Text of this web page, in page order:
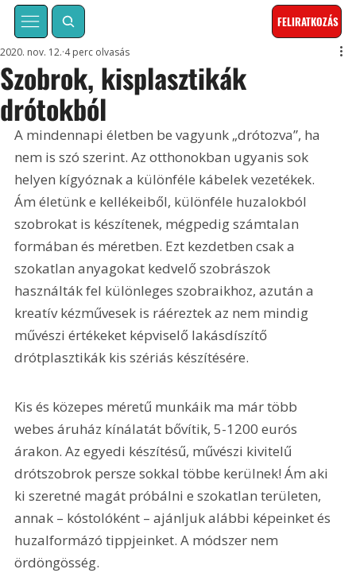
FELIRATKOZÁS
Szobrok, kisplasztikák
drótokból
2020. nov. 12. 4 perc olvasás
A mindennapi életben be vagyunk „drótozva”, ha
nem is szó szerint. Az otthonokban ugyanis sok
helyen kígyóznak a különféle kábelek vezetékek.
Ám életünk e kellékeiből, különféle huzalokból
szobrokat is készítenek, mégpedig számtalan
formában és méretben. Ezt kezdetben csak a
szokatlan anyagokat kedvelő szobrászok
használták fel különleges szobraikhoz, azután a
kreatív kézművesek is ráéreztek az nem mindig
művészi értékeket képviselő lakásdíszítő
drótplasztikák kis szériás készítésére.
Kis és közepes méretű munkáik ma már több
webes áruház kínálatát bővítik, 5-1200 eurós
árakon. Az egyedi készítésű, művészi kivitelű
drótszobrok persze sokkal többe kerülnek! Ám aki
ki szeretné magát próbálni e szokatlan területen,
annak – kóstolóként – ajánljuk alábbi képeinket és
huzalformázó tippjeinket. A módszer nem
ördöngösség.